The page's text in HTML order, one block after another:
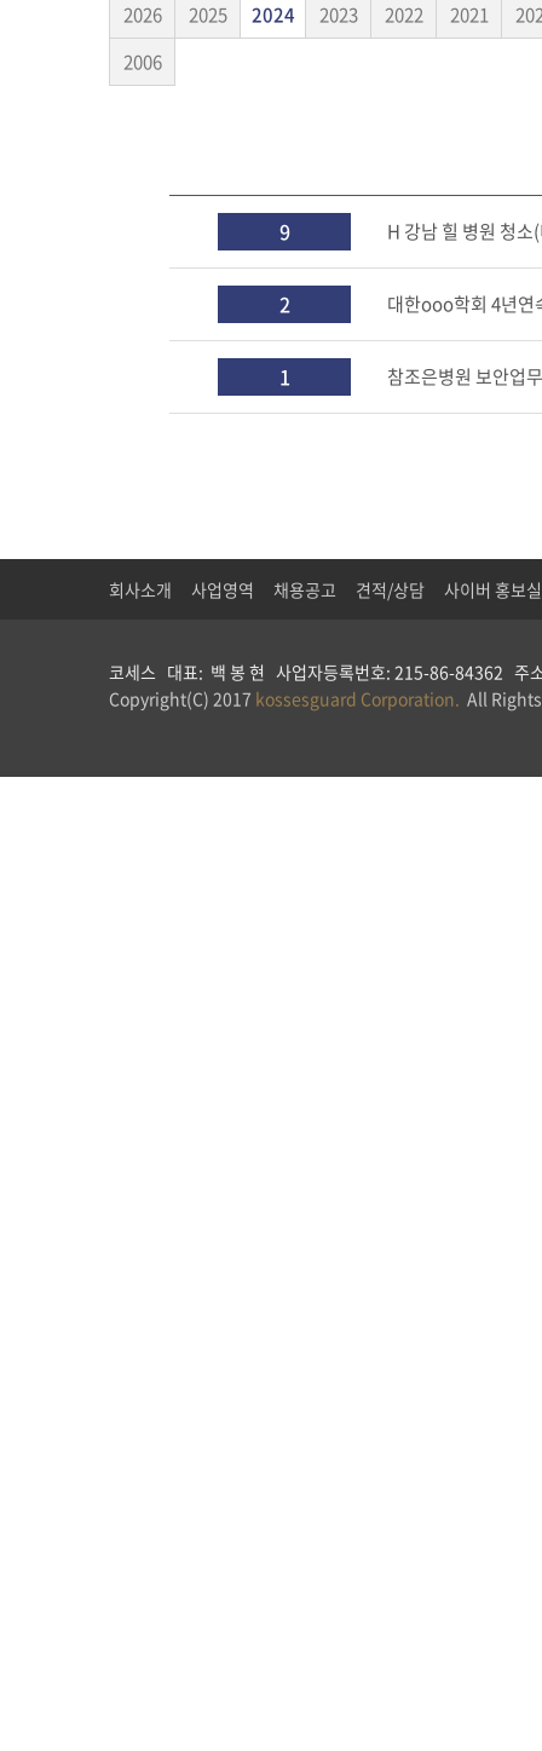
2026 2025 2024 2023 2022 2021
2006
9 H 강남 힐 병원 청
2 대한ooo학회 4년연
1 참조은병원 보안업
회사소개 사업영역 채용공고 견적/상담 사이버 홍보실
코세스 대표: 백 봉 현 사업자등록번호: 215-86-84362 주
Copyright(C) 2017 kossesguard Corporation. All